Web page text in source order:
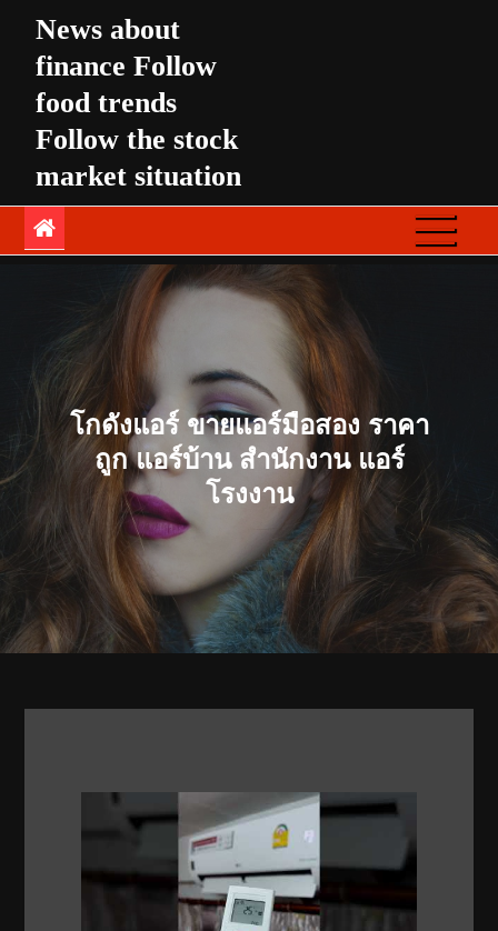
content
News about
finance Follow
food trends
Follow the stock
market situation
โกดังแอร์ ขายแอร์มือสอง ราคา
ถูก แอร์บ้าน สำนักงาน แอร์
โรงงาน